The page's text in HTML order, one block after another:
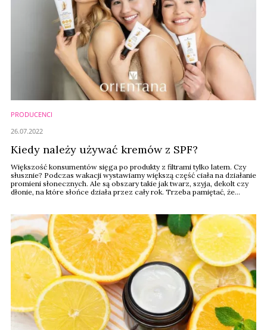
PRODUCENCI
Kiedy należy używać kremów z SPF?
Większość konsumentów sięga po produkty z filtrami tylko latem. Czy
słusznie? Podczas wakacji wystawiamy większą część ciała na działanie
promieni słonecznych. Ale są obszary takie jak twarz, szyja, dekolt czy
dłonie, na które słońce działa przez cały rok. Trzeba pamiętać, że
26.07.2022